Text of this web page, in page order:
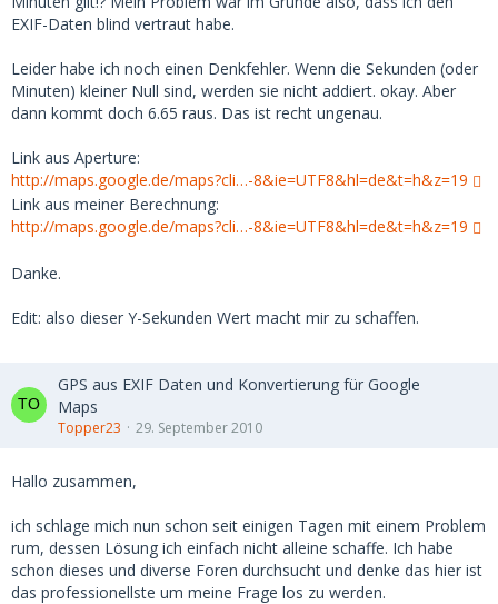
EXIF-Daten blind vertraut habe.
Leider habe ich noch einen Denkfehler. Wenn die Sekunden (oder
Minuten) kleiner Null sind, werden sie nicht addiert. okay. Aber
dann kommt doch 6.65 raus. Das ist recht ungenau.
Link aus Aperture:
http://maps.google.de/maps?cli…-8&ie=UTF8&hl=de&t=h&z=19
Link aus meiner Berechnung:
http://maps.google.de/maps?cli…-8&ie=UTF8&hl=de&t=h&z=19
Danke.
Edit: also dieser Y-Sekunden Wert macht mir zu schaffen.
GPS aus EXIF Daten und Konvertierung für Google
Maps
Topper23 29. September 2010
Hallo zusammen,
ich schlage mich nun schon seit einigen Tagen mit einem Problem
rum, dessen Lösung ich einfach nicht alleine schaffe. Ich habe
schon dieses und diverse Foren durchsucht und denke das hier ist
das professionellste um meine Frage los zu werden.